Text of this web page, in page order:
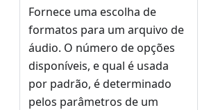
Fornece uma escolha de
formatos para um arquivo de
áudio. O número de opções
disponíveis, e qual é usada
por padrão, é determinado
pelos parâmetros de um